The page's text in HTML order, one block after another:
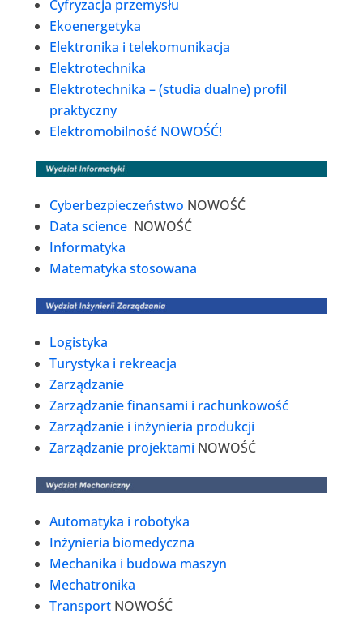
Cyfryzacja przemysłu
Ekoenergetyka
Elektronika i telekomunikacja
Elektrotechnika
Elektrotechnika – (studia dualne) profil
praktyczny
Elektromobilność NOWOŚĆ!
Cyberbezpieczeństwo NOWOŚĆ
Data science NOWOŚĆ
Informatyka
Matematyka stosowana
Logistyka
Turystyka i rekreacja
Zarządzanie
Zarządzanie finansami i rachunkowość
Zarządzanie i inżynieria produkcji
Zarządzanie projektami NOWOŚĆ
Automatyka i robotyka
Inżynieria biomedyczna
Mechanika i budowa maszyn
Mechatronika
TransportNOWOŚĆ